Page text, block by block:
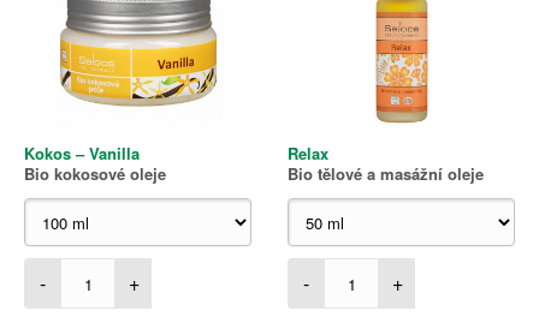
Kokos – Vanilla
Bio kokosové oleje
- +
Relax
Bio tělové a masážní oleje
- +